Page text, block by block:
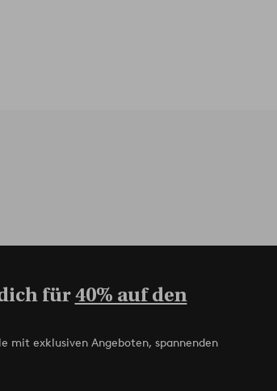
für40% auf den
mit exklusiven Angeboten, spannenden